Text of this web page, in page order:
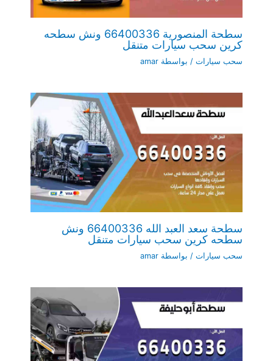
سطحة المنصورية 66400336 ونش سطحه
كرين سحب سيارات متنقل
سحب سيارات/ بواسطة amar
سطحة سعد العبد الله 66400336 ونش
سطحه كرين سحب سيارات متنقل
سحب سيارات/ بواسطة amar